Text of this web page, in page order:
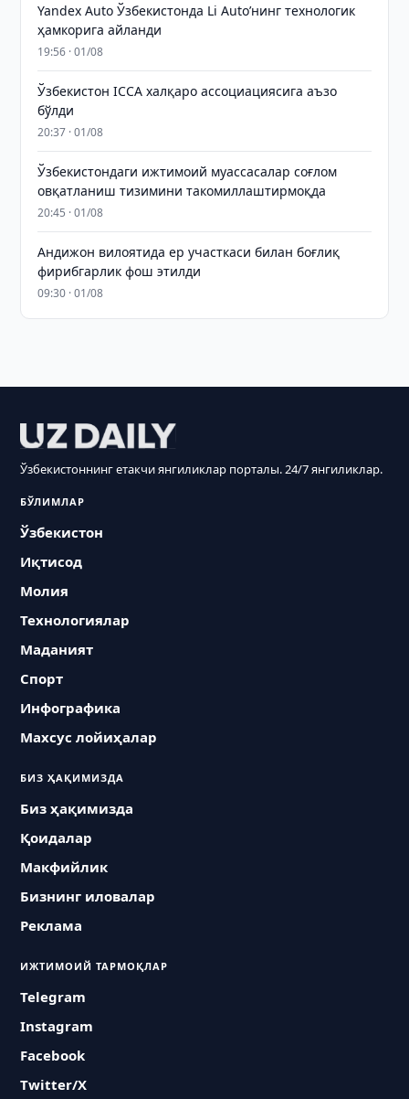
Yandex Auto Ўзбекистонда Li Auto’нинг технологик
ҳамкорига айланди
19:56 · 01/08
Ўзбекистон ICCA халқаро ассоциациясига аъзо
бўлди
20:37 · 01/08
Ўзбекистондаги ижтимоий муассасалар соғлом
овқатланиш тизимини такомиллаштирмоқда
20:45 · 01/08
Андижон вилоятида ер участкаси билан боғлиқ
фирибгарлик фош этилди
09:30 · 01/08
Ўзбекистоннинг етакчи янгиликлар порталы. 24/7 янгиликлар.
БЎЛИМЛАР
Ўзбекистон
Иқтисод
Молия
Технологиялар
Маданият
Спорт
Инфографика
Махсус лойиҳалар
БИЗ ҲАҚИМИЗДА
Биз ҳақимизда
Қоидалар
Макфийлик
Бизнинг иловалар
Реклама
ИЖТИМОИЙ ТАРМОҚЛАР
Telegram
Instagram
Facebook
Twitter/X